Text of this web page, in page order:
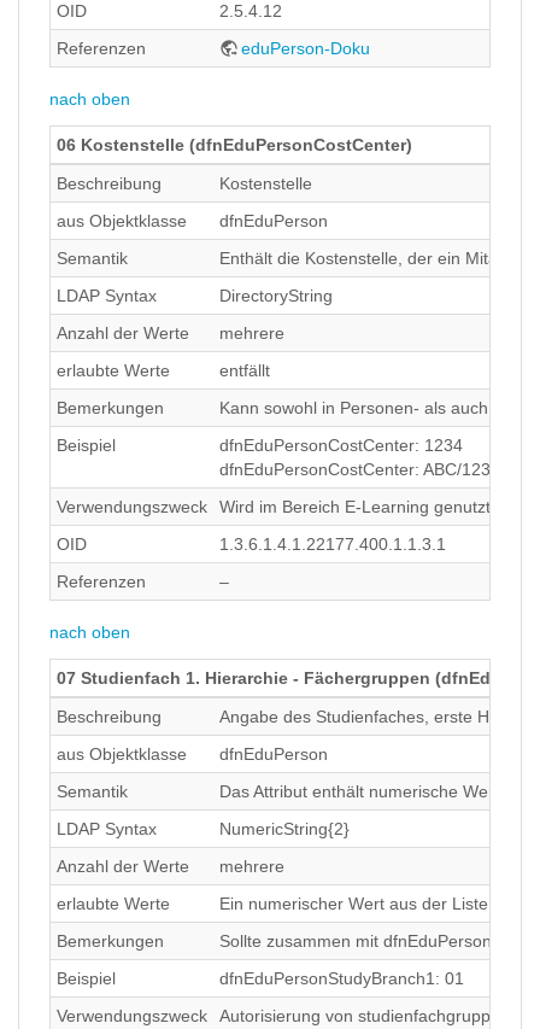
OID
2.5.4.12
Referenzen
eduPerson-Doku
nach oben
06 Kostenstelle (dfnEduPersonCostCenter)
Beschreibung
Kostenstelle
aus Objektklasse
dfnEduPerson
Semantik
Enthält die Kostenstelle, der ein
LDAP Syntax
DirectoryString
Anzahl der Werte
mehrere
erlaubte Werte
entfällt
Bemerkungen
Kann sowohl in Personen- als auch in
Beispiel
dfnEduPersonCostCenter: 1234
dfnEduPersonCostCenter: ABC/123
Verwendungszweck
Wird im Bereich E-Learning genutzt, um
OID
1.3.6.1.4.1.22177.400.1.1.3.1
Referenzen
–
nach oben
07 Studienfach 1. Hierarchie - Fächergruppen
Beschreibung
Angabe des Studienfaches, erste
aus Objektklasse
dfnEduPerson
Semantik
Das Attribut enthält numerische Werte
LDAP Syntax
NumericString{2}
Anzahl der Werte
mehrere
erlaubte Werte
Ein numerischer Wert aus der Liste des
Bemerkungen
Sollte zusammen mit
Beispiel
dfnEduPersonStudyBranch1: 01
Verwendungszweck
Autorisierung von